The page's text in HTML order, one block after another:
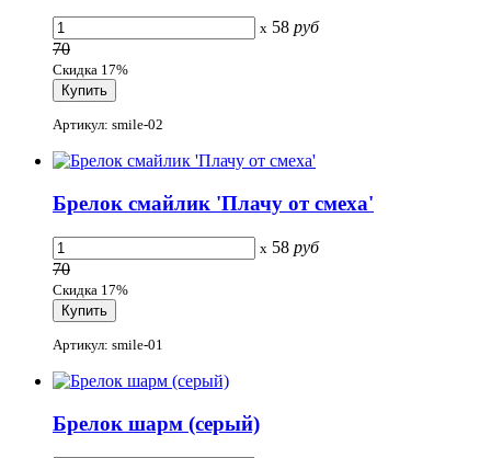
x 58 руб
70
Скидка 17%
Артикул: smile-02
Брелок смайлик 'Плачу от смеха'
x 58 руб
70
Скидка 17%
Артикул: smile-01
Брелок шарм (серый)